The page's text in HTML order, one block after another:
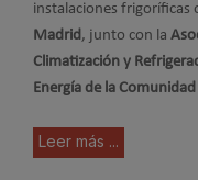
instalaciones frigoríficas
Madrid, junto con la
Climatización y
Energía de la
Leer más ...